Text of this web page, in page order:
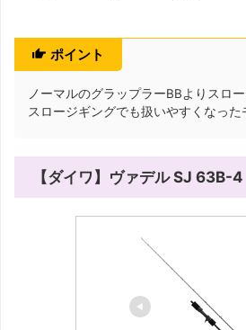
ポイント
ノーマルのグラップラーBBよりスロ
スロージギングでも扱いやすくなった
【ダイワ】ヴァデル SJ 63B-4